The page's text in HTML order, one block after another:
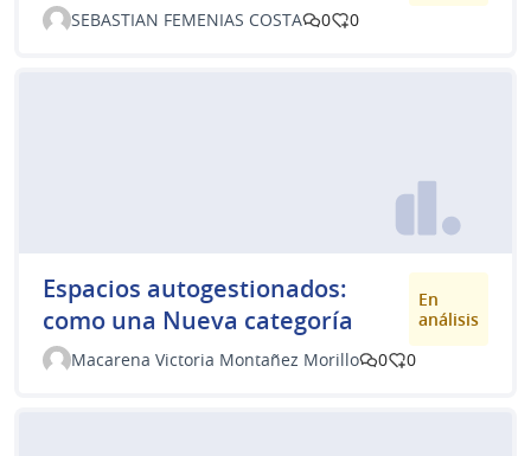
SEBASTIAN FEMENIAS COSTA
0 0
Espacios autogestionados:
como una Nueva categoría
En
análisis
Macarena Victoria Montañez Morillo
0 0